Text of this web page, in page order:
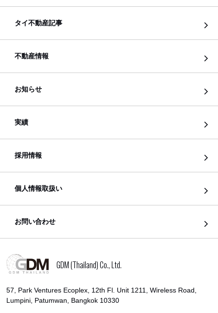
GDM (Thailand) Co., Ltd.
57, Park Ventures Ecoplex, 12th Fl. Unit 1211, Wireless Road,
Lumpini, Patumwan, Bangkok 10330
タイ不動産記事
不動産情報
お知らせ
実績
採用情報
個人情報取扱い
お問い合わせ